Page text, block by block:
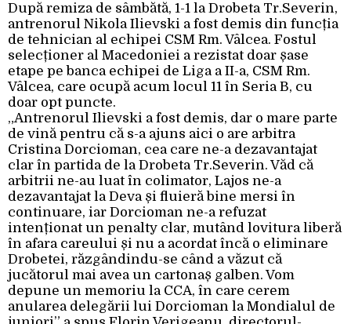
După remiza de sâmbătă, 1-1 la Drobeta Tr.Severin,
antrenorul Nikola Ilievski a fost demis din funcția
de tehnician al echipei CSM Rm. Vâlcea. Fostul
selecționer al Macedoniei a rezistat doar șase
etape pe banca echipei de Liga a II-a, CSM Rm.
Vâlcea, care ocupă acum locul 11 în Seria B, cu
doar opt puncte.
„Antrenorul Ilievski a fost demis, dar o mare parte
de vină pentru că s-a ajuns aici o are arbitra
Cristina Dorcioman, cea care ne-a dezavantajat
clar în partida de la Drobeta Tr.Severin. Văd că
arbitrii ne-au luat în colimator, Lajos ne-a
dezavantajat la Deva și fluieră bine mersi în
continuare, iar Dorcioman ne-a refuzat
intenționat un penalty clar, mutând lovitura liberă
în afara careului și nu a acordat încă o eliminare
Drobetei, răzgândindu-se când a văzut că
jucătorul mai avea un cartonaș galben. Vom
depune un memoriu la CCA, în care cerem
anularea delegării lui Dorcioman la Mondialul de